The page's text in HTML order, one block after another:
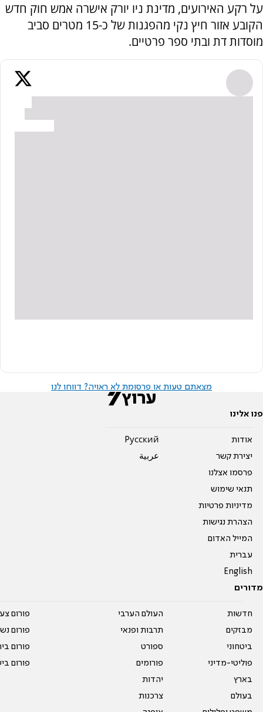
על רקע האירועים, מדינת ניו יורק אישרה אמש חוק חדש
הקובע אזור חיץ נקי מהפגנות של כ-15 מטרים סביב
מוסדות דת ובתי ספר פרטיים.
מצאתם טעות או פרסומת לא ראויה? דווחו לנו
פנו אלינו
אודות
יצירת קשר
פרסמו אצלנו
תנאי שימוש
מדיניות פרטיות
הצהרת נגישות
המייל האדום
עברית
English
Pусский
عربية
מדורים
חדשות
מבזקים
ביטחוני
פוליטי-מדיני
בארץ
בעולם
העולם הערבי
תרבות ופנאי
ספורט
פורומים
יהדות
צרכנות
פורום
פורום
פורום
פורום